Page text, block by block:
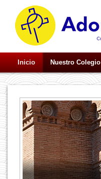
Inicio Nuestro Colegio